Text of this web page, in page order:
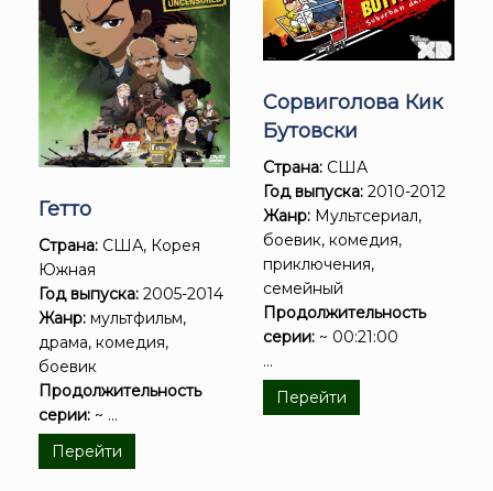
Гетто
Страна: США, Корея
Южная
Год выпуска: 2005-2014
Жанр: мультфильм,
драма, комедия,
боевик
Продолжительность
серии: ~ ...
Перейти
Сорвиголова Кик
Бутовски
Страна: США
Год выпуска: 2010-2012
Жанр: Мультсериал,
боевик, комедия,
приключения,
семейный
Продолжительность
серии: ~ 00:21:00
...
Перейти